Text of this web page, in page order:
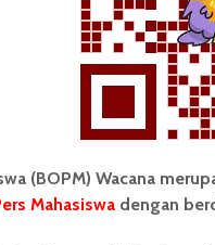
(BOPM) Wacana
Mahasiswadengan